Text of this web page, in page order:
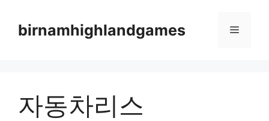
contentbirnamhighlandgames Menu
자동차리스